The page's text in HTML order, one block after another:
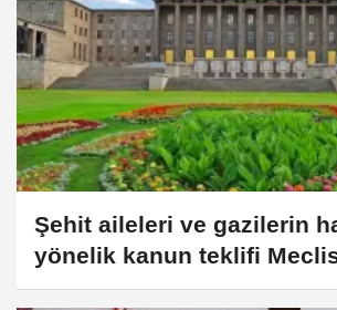
Şehit aileleri ve gazilerin
yönelik kanun teklifi